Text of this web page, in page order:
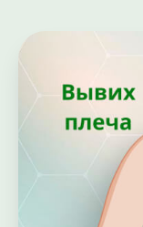
могут привести к
методики.
Преимущества
нашей клиники:
Безопасность:
руки исключает